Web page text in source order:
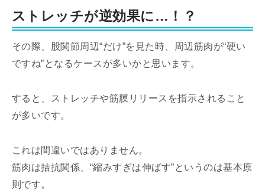
ストレッチが逆効果に…！？
その際、股関節周辺“だけ”を見た時、周辺筋肉が“硬い
ですね”となるケースが多いかと思います。
すると、ストレッチや筋膜リリースを指示されること
が多いです。
これは間違いではありません。
筋肉は拮抗関係、“縮みすぎは伸ばす”というのは基本原
則です。